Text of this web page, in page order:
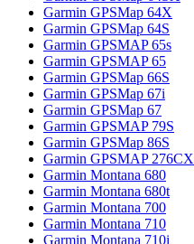
Garmin GPSMap 64X
Garmin GPSMap 64S
Garmin GPSMAP 65s
Garmin GPSMAP 65
Garmin GPSMap 66S
Garmin GPSMap 67i
Garmin GPSMap 67
Garmin GPSMAP 79S
Garmin GPSMap 86S
Garmin GPSMAP 276CX
Garmin Montana 680
Garmin Montana 680t
Garmin Montana 700
Garmin Montana 710
Garmin Montana 710i